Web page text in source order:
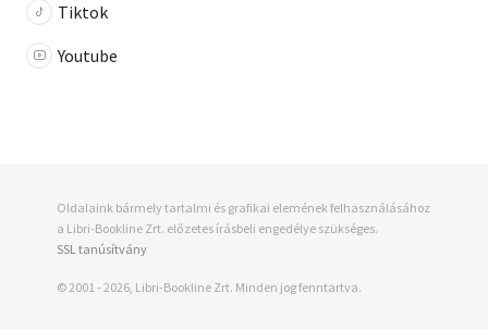
Tiktok
Youtube
Oldalaink bármely tartalmi és grafikai elemének felhasználásához
a Libri-Bookline Zrt. előzetes írásbeli engedélye szükséges.
SSL tanúsítvány
© 2001 - 2026, Libri-Bookline Zrt. Minden jog fenntartva.